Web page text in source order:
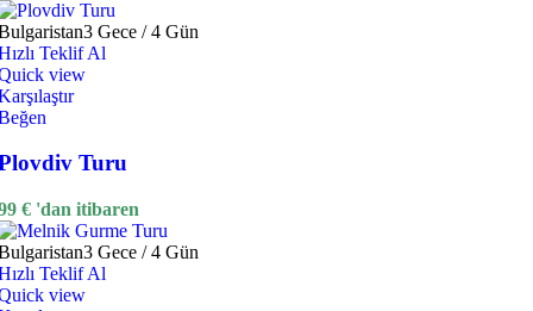
3 Gece / 4 Gün
Teklif Al
view
Turu
€ 'dan itibaren
3 Gece / 4 Gün
Teklif Al
view